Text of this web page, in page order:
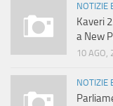
NOTIZIE
Kaveri
a New
10 AGO,
NOTIZIE